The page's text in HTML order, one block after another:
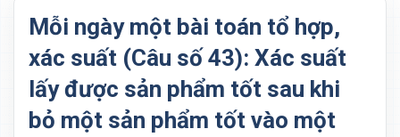
Mỗi ngày một bài toán tổ hợp,
xác suất (Câu số 43): Xác suất
lấy được sản phẩm tốt sau khi
bỏ một sản phẩm tốt vào một